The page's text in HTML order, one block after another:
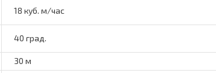
18 куб. м/час
40 град.
30 м